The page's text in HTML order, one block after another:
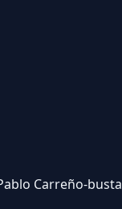
Carreño-busta